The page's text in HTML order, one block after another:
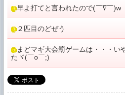
早よ打てと言われたので(￣∇￣)w
２匹目のどぜう
まどマギ大会罰ゲームは・・・い
たヾ(￣o￣;)